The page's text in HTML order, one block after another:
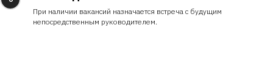
При наличии вакансий назначается встреча с будущим
непосредственным руководителем.